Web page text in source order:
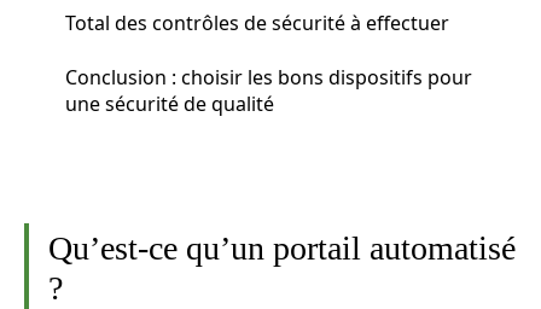
Total des contrôles de sécurité à effectuer
Conclusion : choisir les bons dispositifs pour
une sécurité de qualité
Qu’est-ce qu’un portail automatisé
?